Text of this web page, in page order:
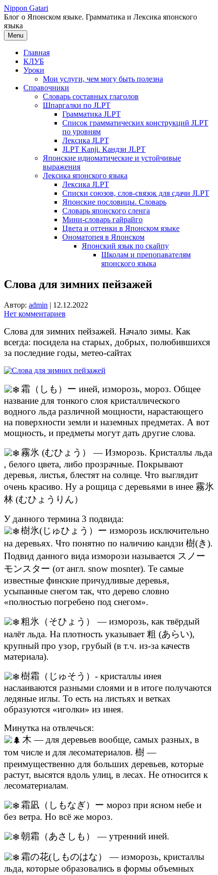
Перейти
к
содержимому
Nippon Gatari
Блог о Японском языке. Грамматика и Лексика японского
языка
Menu
Главная
КЛУБ
Уроки
Мои услуги, чем могу быть полезна
Справочники
Словарь составных глаголов
Шпаргалки по JLPT
Грамматика JLPT
Список грамматических конструкций JLPT
по уровням
Лексика JLPT
JLPT Kanji. Кандзи JLPT
Японские идиоматические и устойчивые
выражения
Лексика японского языка
Лексика JLPT
Списки союзов, слов-связок для сдачи JLPT
Японские пословицы. Словарь
Словарь японского сленга
Мини-словарь гайрайго
Цвета и оттенки в Японском языке
Ономатопея в Японском
Японский язык по скайпу
Школам и препопавателям
японского языка
Слова для зимних пейзажей
Автор: admin | 12.12.2022
Нет комментариев
Слова для зимних пейзажей. Начало зимы. Как
всегда: посидела на старых, добрых, полюбившихся
за последние годы, метео-сайтах
霜（しも）ー иней, изморозь, мороз. Общее
название для тонкого слоя кристаллического
водного льда различной мощности, нарастающего
на поверхности земли и наземных предметах. А вот
мощность, и предметы могут дать другие слова.
霧氷 (むひょう） — Изморозь. Кристаллы льда
, белого цвета, либо прозрачные. Покрывают
деревья, листья, блестят на солнце. Что выглядит
очень красиво. Ну а рощица с деревьями в инее 霧氷
林 (むひょうりん）
У данного термина 3 подвида:
樹氷(じゅひょう）ー изморозь исключительно
на деревьях. Что понятно по наличию кандзи 樹(き).
Подвид данного вида изморози называется スノー
モンスター (от англ. snow mosnter). Те самые
известные финские причудливые деревья,
усыпанные снегом так, что дерево словно
«полностью погребено под снегом».
粗氷（そひょう） — изморозь, как твёрдый
налёт льда. На плотность указывает 粗 (あらい),
крупный про узор, грубый (в т.ч. из-за качеств
материала).
樹霜（じゅそう）- кристаллы инея
наслаиваются разными слоями и в итоге получаются
ледяные иглы. То есть на листьях и ветках
образуются «иголки» из инея.
Минутка на отвлечься:
木 — для деревьев вообще, самых разных, в
том числе и для лесоматериалов. 樹 —
преимущественно для больших деревьев, которые
растут, высятся вдоль улиц, в лесах. Не относится к
лесоматериалам.
霜凪（しもなぎ）ー мороз при ясном небе и
без ветра. Но всё же мороз.
朝霜（あさしも） — утренний иней.
霜の花(しものはな） — изморозь, кристаллы
льда, которые образовались в формы объемных